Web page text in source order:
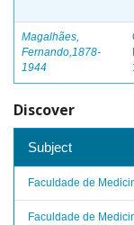
Magalhães,
Fernando,1878-
1944
Discover
Subject
Faculdade de
Faculdade de